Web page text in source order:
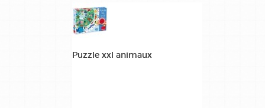
Puzzle xxl animaux